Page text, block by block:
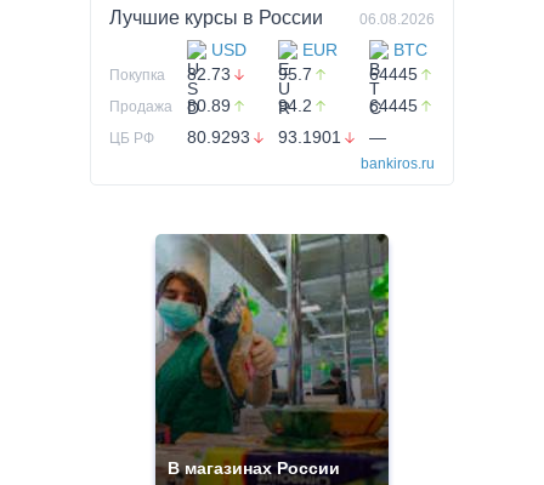
Лучшие курсы в России 06.08.2026
USD EUR BTC
Покупка 82.73 95.7 64445
Продажа 80.89 94.2 64445
ЦБ РФ 80.9293 93.1901 —
bankiros.ru
В магазинах России